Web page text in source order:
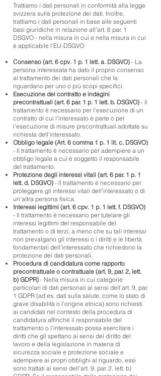
Trattiamo i dati personali in conformità alla legge
svizzera sulla protezione dei dati. Inoltre,
trattiamo i dati personali in base alle seguenti
basi giuridiche in relazione all'art. 6 par. 1
DSGVO - nella misura in cui e nella misura in cui
è applicabile l'EU-DSGVO:
Consenso (art. 6 cpv. 1 p. 1 lett. a. DSGVO) - La
persona interessata ha dato il proprio consenso
al trattamento dei dati personali che la
riguardano per uno o più scopi specifici.
Esecuzione del contratto e indagini
precontrattuali (art. 6 par. 1 p. 1 lett. b. DSGVO) - Il
trattamento è necessario per l'esecuzione di un
contratto di cui l'interessato è parte o per
l'esecuzione di misure precontrattuali adottate su
richiesta dell'interessato.
Obbligo legale (Art. 6 comma 1 p. 1 lit. c. DSGVO)
- Il trattamento è necessario per adempiere a un
obbligo legale a cui è soggetto il responsabile
del trattamento.
Protezione degli interessi vitali (art. 6 par. 1 p. 1
lett. d. DSGVO) - Il trattamento è necessario per
proteggere gli interessi vitali dell'interessato o di
un'altra persona fisica.
Interessi legittimi (art. 6 cpv. 1 p. 1 lett. f. DSGVO)
- Il trattamento è necessario per tutelare gli
interessi legittimi del responsabile del
trattamento o di terzi, a meno che su tali interessi
non prevalgano gli interessi o i diritti e le libertà
fondamentali dell'interessato che richiedono la
protezione dei dati personali.
Procedura di candidatura come rapporto
precontrattuale o contrattuale (art. 9, par. 2, lett.
b) GDPR) - Nella misura in cui categorie
particolari di dati personali ai sensi dell'art. 9, par.
1 GDPR (ad es. dati sulla salute, come lo stato di
grave disabilità o l'origine etnica) sono richiesti
ai candidati nel contesto della procedura di
candidatura affinché il responsabile del
trattamento o l'interessato possa esercitare i
diritti che gli spettano ai sensi del diritto del
lavoro e della legislazione in materia di
sicurezza sociale e protezione sociale e
adempiere ai propri obblighi al riguardo, essi
sono trattati ai sensi dell'art. 9, par. 2, lett. b)